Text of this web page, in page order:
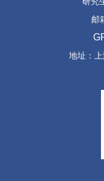
邮
地址：